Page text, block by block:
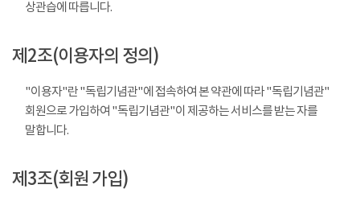
상관습에 따릅니다.
제2조(이용자의 정의)
"이용자"란 "독립기념관"에 접속하여 본 약관에 따라 "독립기념관"
회원으로 가입하여 "독립기념관"이 제공하는 서비스를 받는 자를
말합니다.
제3조(회원 가입)